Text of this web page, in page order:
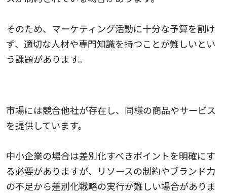
そのため、マーケティング活動に十分な予算を割け
ず、適切な人材や専門知識を持つことが難しいとい
う課題があります。
市場には競合他社が存在し、同様の商品やサービス
を提供しています。
中小企業の場合は差別化すべきポイントを明確にす
る必要がありますが、リソースの制約やブランド力
の不足から差別化戦略の実行が難しい場合がありま